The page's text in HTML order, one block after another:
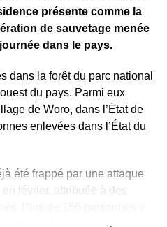
présente comme la
de sauvetage menée
dans le pays.
dans la forêt du parc national
du pays. Parmi eux
de Woro, dans l’État de
enlevées dans l’État du
été frappé par une attaque
février, attribuée à des
de nombreux habitants